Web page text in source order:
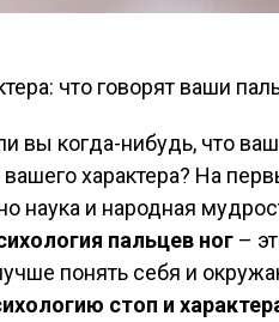
вы когда-нибудь, что
характера? На
наука и народная
пальцев ног –
понять себя и
стоп и